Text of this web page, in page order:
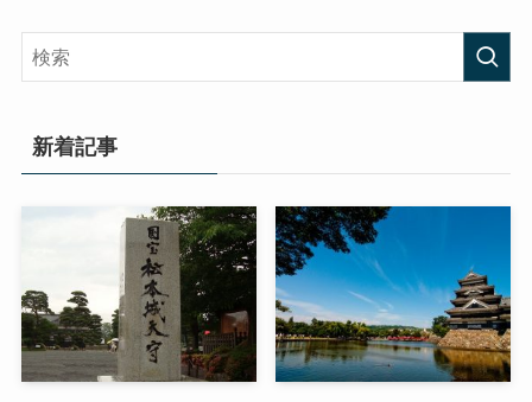
新着記事